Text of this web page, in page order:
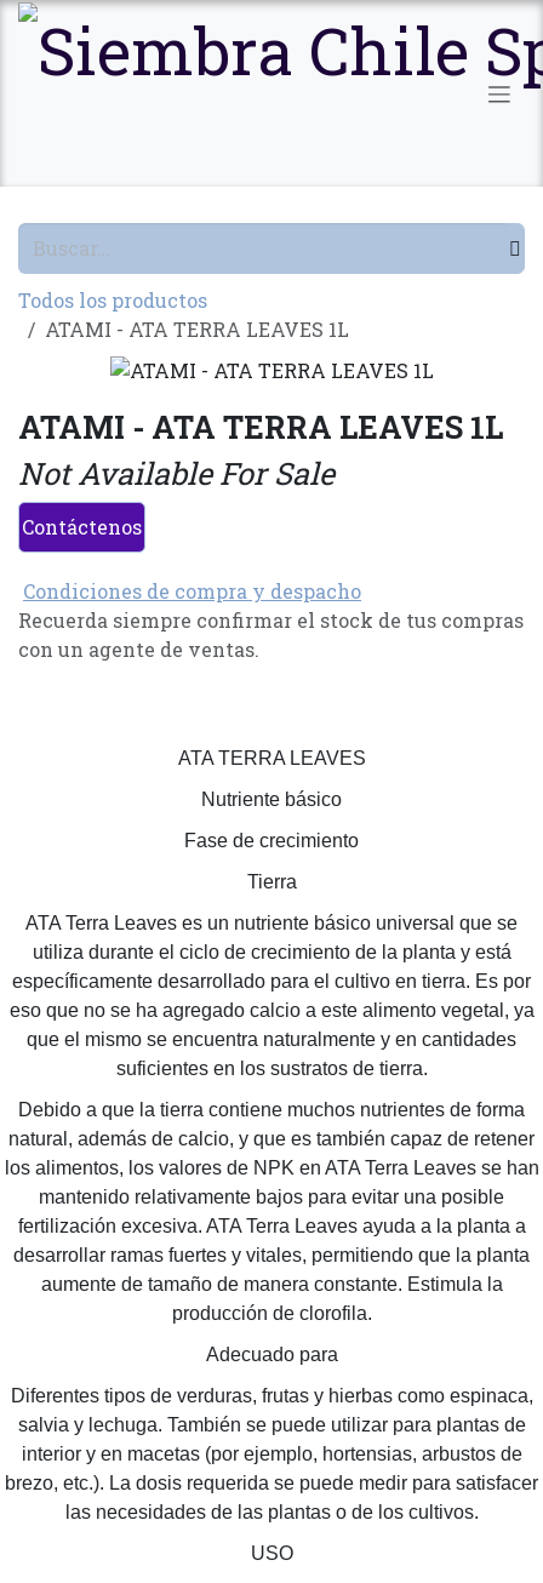
Ir al contenido
Todos los productos
ATAMI - ATA TERRA LEAVES 1L
ATAMI - ATA TERRA LEAVES 1L
Not Available For Sale
Contáctenos
Condiciones de compra y despacho
Recuerda siempre confirmar el stock de tus compras
con un agente de ventas.
ATA TERRA LEAVES
Nutriente básico
Fase de crecimiento
Tierra
ATA Terra Leaves es un nutriente básico universal que se
utiliza durante el ciclo de crecimiento de la planta y está
específicamente desarrollado para el cultivo en tierra. Es por
eso que no se ha agregado calcio a este alimento vegetal, ya
que el mismo se encuentra naturalmente y en cantidades
suficientes en los sustratos de tierra.
Debido a que la tierra contiene muchos nutrientes de forma
natural, además de calcio, y que es también capaz de retener
los alimentos, los valores de NPK en ATA Terra Leaves se han
mantenido relativamente bajos para evitar una posible
fertilización excesiva. ATA Terra Leaves ayuda a la planta a
desarrollar ramas fuertes y vitales, permitiendo que la planta
aumente de tamaño de manera constante. Estimula la
producción de clorofila.
Adecuado para
Diferentes tipos de verduras, frutas y hierbas como espinaca,
salvia y lechuga. También se puede utilizar para plantas de
interior y en macetas (por ejemplo, hortensias, arbustos de
brezo, etc.). La dosis requerida se puede medir para satisfacer
las necesidades de las plantas o de los cultivos.
USO